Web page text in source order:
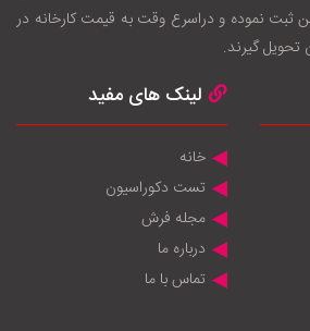
ثبت نموده و دراسرع وقت به قيمت کارخانه در
تحويل گيرند.
لینک های مفید
خانه
تست دکوراسیون
مجله فرش
درباره ما
تماس با ما